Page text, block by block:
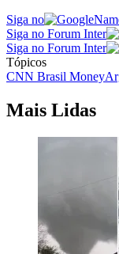
Siga no
Siga no Forum Inter
Siga no Forum Inter
Tópicos
CNN Brasil Money
Mais Lidas